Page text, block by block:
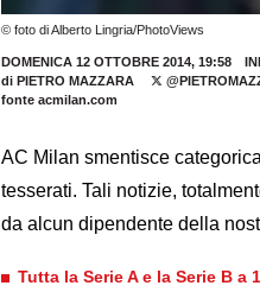
© foto di Alberto Lingria/PhotoViews
DOMENICA 12 OTTOBRE 2014, 19:58
di PIETRO MAZZARA
fonte acmilan.com
AC Milan smentisce
tesserati. Tali notizie,
da alcun dipendente della
Tutta la Serie A e la Serie B a